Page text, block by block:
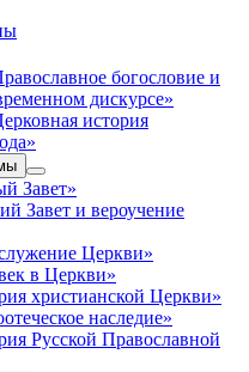
богословие и
дискурсе»
история
Завет»
Завет и вероучение
Церкви»
в Церкви»
христианской Церкви»
наследие»
Русской Православной